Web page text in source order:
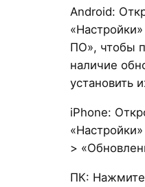
Android:
ПО», чтобы
наличие
установить
iPhone:
>
ПК: Нажмите